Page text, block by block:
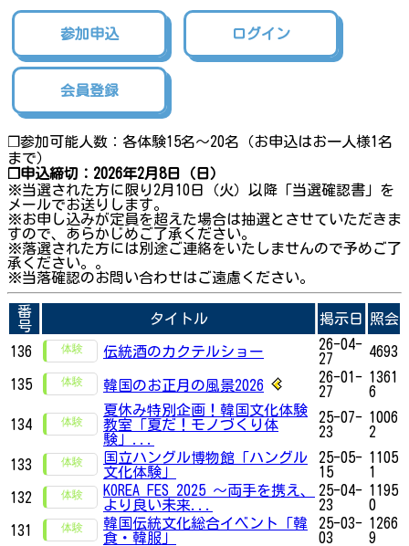
参加申込 ログイン
会員登録
❐参加可能人数：各体験15名〜20名（お申込はお一人様1名
まで）
❐申込締切：2026年2月8日（日）
※当選された方に限り2月10日（火）以降「当選確認書」を
メールでお送りします。
※お申し込みが定員を超えた場合は抽選とさせていただきま
すので、あらかじめご了承ください。
※落選された方には別途ご連絡をいたしませんので予めご了
承ください。。
※当落確認のお問い合わせはご遠慮ください。
番
号
タイトル 掲示日 照会
136 伝統酒のカクテルショー
26-04-
27
4693
135 韓国のお正月の風景2026
26-01-
27
1361
6
134
夏休み特別企画！韓国文化体験
教室「夏だ！モノづくり体
験」...
25-07-
23
1006
2
133
国立ハングル博物館「ハングル
文化体験」
25-05-
15
1105
1
132
KOREA FES 2025 ～両手を携え、
より良い未来...
25-04-
23
1195
0
131
韓国伝統文化総合イベント「韓
食・韓服」
25-03-
03
1266
9